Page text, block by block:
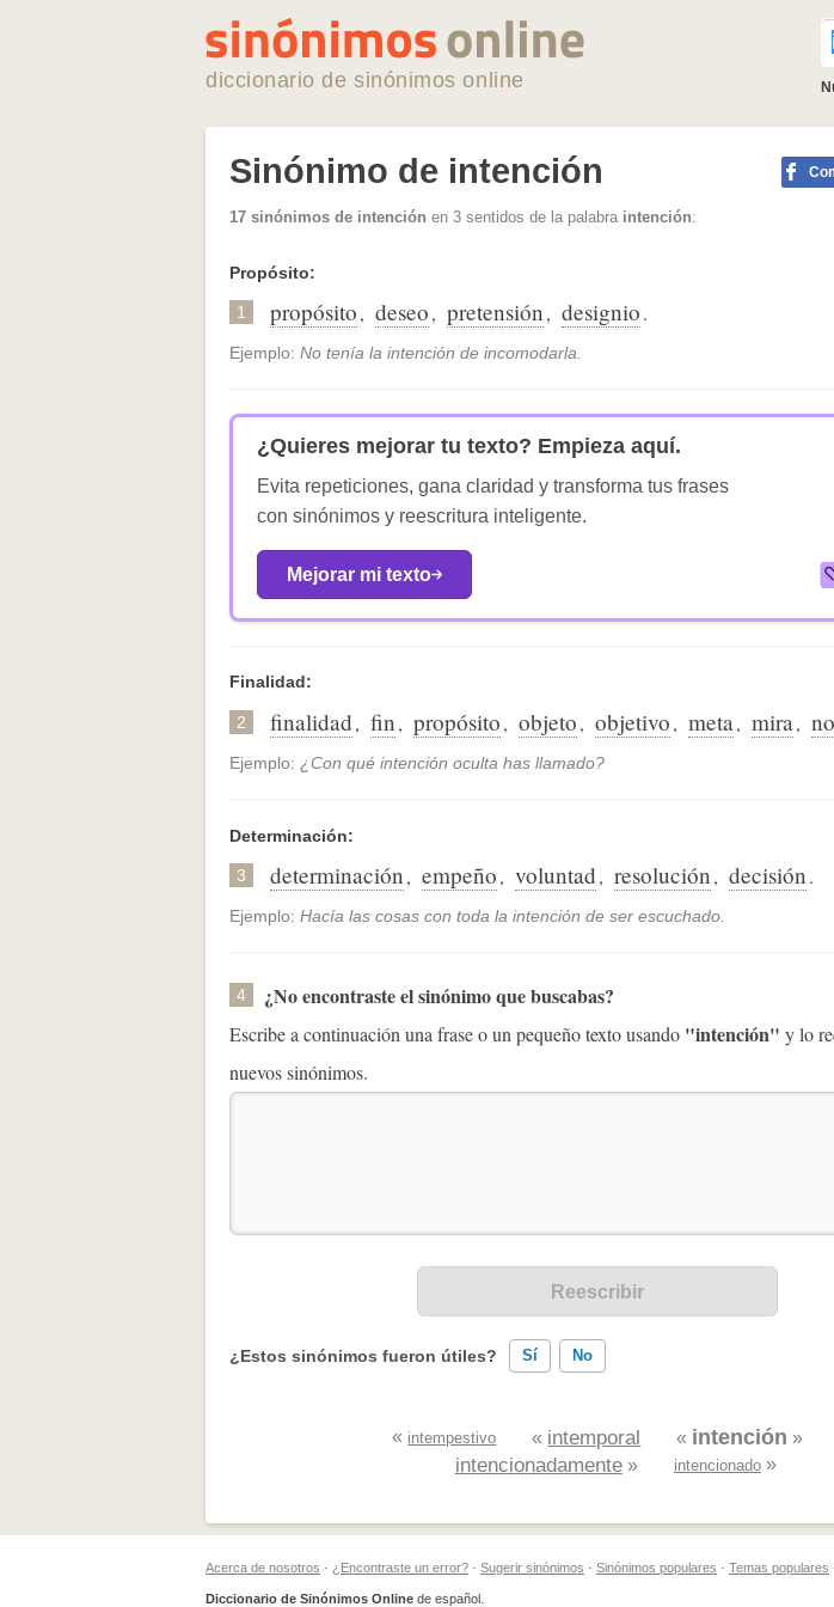
diccionario de sinónimos online
Sinónimo de intención
17 sinónimos de intención en 3 sentidos de la palabra intención:
Propósito:
1 propósito, deseo, pretensión, designio.
Ejemplo: No tenía la intención de incomodarla.
¿Quieres mejorar tu texto? Empieza aquí.
Evita repeticiones, gana claridad y transforma tus frases
con sinónimos y reescritura inteligente.
Mejorar mi texto
Finalidad:
2 finalidad, fin, propósito, objeto, objetivo, meta, mira,
Ejemplo: ¿Con qué intención oculta has llamado?
Determinación:
3 determinación, empeño, voluntad, resolución, decisión.
Ejemplo: Hacía las cosas con toda la intención de ser escuchado.
4 ¿No encontraste el sinónimo que buscabas?
Escribe a continuación una frase o un pequeño texto usando "intención" y lo
nuevos sinónimos.
¿Estos sinónimos fueron útiles? Sí No
Existen sinónimos incorrectos
Ninguno de los sinónimos presentados me ayudó
Otro
« intempestivo « intemporal « intención »
intencionadamente» intencionado»
Acerca de nosotros · ¿Encontraste un error? · Sugerir sinónimos · Sinónimos populares · Temas populares
Diccionario de Sinónimos Online de español.